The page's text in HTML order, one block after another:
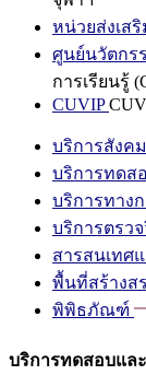
หน่วยส่งเส
ศูนย์นวัตกรร
การเรียนรู้
CUVIP
บริการสังคม
บริการทดส
บริการทาง
บริการตรว
สารสนเทศ
พื้นที่สร้างส
พิพิธภัณฑ์
บริการทดสอบแล